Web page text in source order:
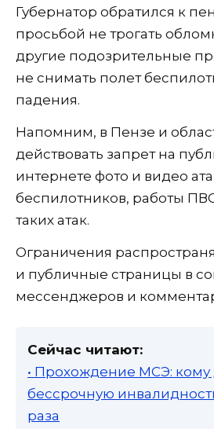
Губернатор обратился к
просьбой не трогать
другие подозрительные
не снимать полет
падения.
Напомним, в Пензе и
действовать запрет на
интернете фото и видео
беспилотников, работы
таких атак.
Ограничения
и публичные страницы в
мессенджеров и
Сейчас читают:
• Прохождение МСЭ: кому
бессрочную
раза